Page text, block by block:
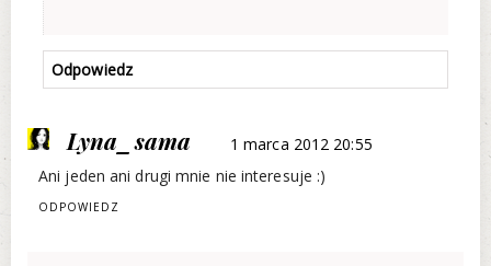
Odpowiedz
Lyna_sama
1 marca 2012 20:55
Ani jeden ani drugi mnie nie interesuje :)
ODPOWIEDZ